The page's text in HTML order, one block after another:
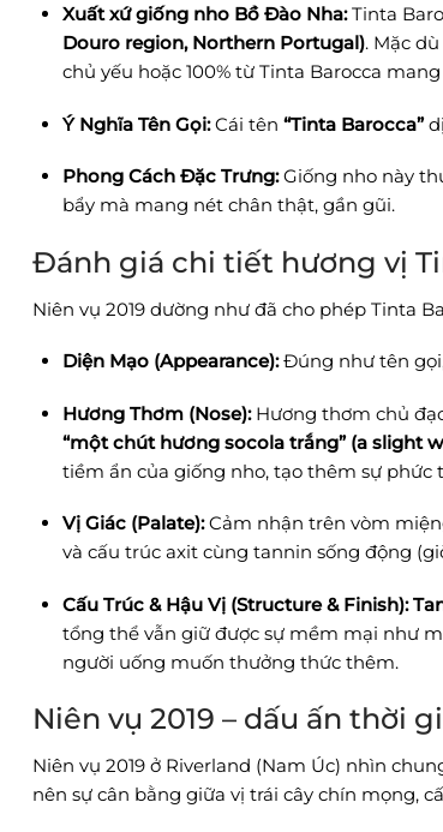
Xuất xứ giống nho Bồ Đào Nha:Tinta
Douro region, Northern Portugal). Mặc
chủ yếu hoặc 100% từ Tinta Barocca
Ý Nghĩa Tên Gọi:Cái tên “Tinta Barocca”
Phong Cách Đặc Trưng:Giống nho này
bẩy mà mang nét chân thật, gần gũi.
Đánh giá chi tiết hương vị
Niên vụ 2019 dường như đã cho phép Tinta
Diện Mạo (Appearance):Đúng như tên
Hương Thơm (Nose):Hương thơm chủ
“một chút hương socola trắng” (a slight
tiềm ẩn của giống nho, tạo thêm sự phức
Vị Giác (Palate):Cảm nhận trên vòm
và cấu trúc axit cùng tannin sống động
Cấu Trúc & Hậu Vị (Structure & Finish):
tổng thể vẫn giữ được sự mềm mại như
người uống muốn thưởng thức thêm.
Niên vụ 2019 – dấu ấn thời
Niên vụ 2019 ở Riverland (Nam Úc) nhìn
nên sự cân bằng giữa vị trái cây chín mọng,